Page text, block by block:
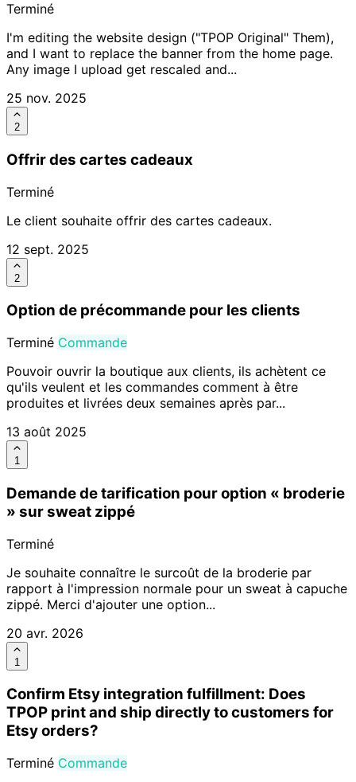
Terminé
I'm editing the website design ("TPOP Original" Them),
and I want to replace the banner from the home page.
Any image I upload get rescaled and...
25 nov. 2025
2
Offrir des cartes cadeaux
Terminé
Le client souhaite offrir des cartes cadeaux.
12 sept. 2025
2
Option de précommande pour les clients
Terminé Commande
Pouvoir ouvrir la boutique aux clients, ils achètent ce
qu'ils veulent et les commandes comment à être
produites et livrées deux semaines après par...
13 août 2025
1
Demande de tarification pour option « broderie
» sur sweat zippé
Terminé
Je souhaite connaître le surcoût de la broderie par
rapport à l'impression normale pour un sweat à capuche
zippé. Merci d'ajouter une option...
20 avr. 2026
1
Confirm Etsy integration fulfillment: Does
TPOP print and ship directly to customers for
Etsy orders?
Terminé Commande